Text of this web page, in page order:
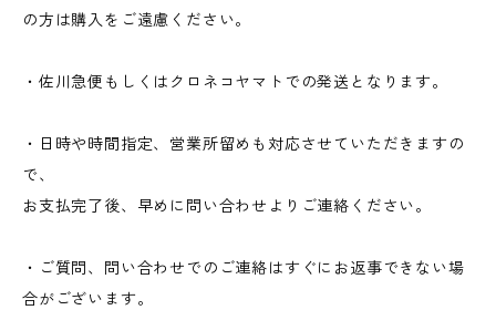
の方は購入をご遠慮ください。
・佐川急便もしくはクロネコヤマトでの発送となります。
・日時や時間指定、営業所留めも対応させていただきますの
で、
お支払完了後、早めに問い合わせよりご連絡ください。
・ご質問、問い合わせでのご連絡はすぐにお返事できない場
合がございます。